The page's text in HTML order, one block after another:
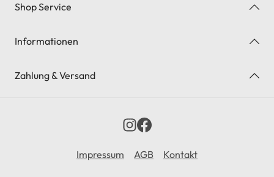
Shop Service
Informationen
Zahlung & Versand
Impressum AGB Kontakt